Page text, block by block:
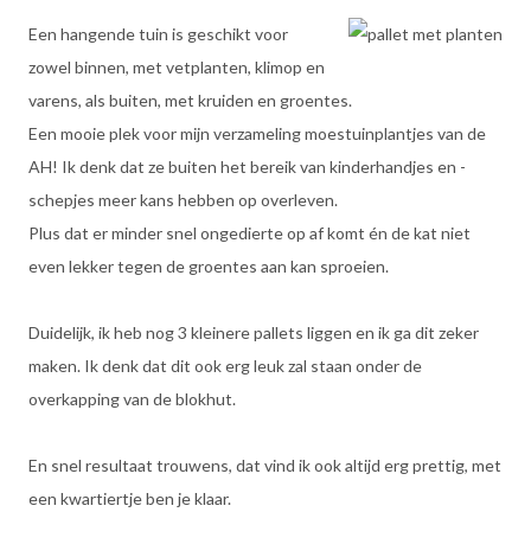
Een hangende tuin is geschikt voor
zowel binnen, met vetplanten, klimop en
varens, als buiten, met kruiden en groentes.
Een mooie plek voor mijn verzameling moestuinplantjes van de
AH! Ik denk dat ze buiten het bereik van kinderhandjes en -
schepjes meer kans hebben op overleven.
Plus dat er minder snel ongedierte op af komt én de kat niet
even lekker tegen de groentes aan kan sproeien.
Duidelijk, ik heb nog 3 kleinere pallets liggen en ik ga dit zeker
maken. Ik denk dat dit ook erg leuk zal staan onder de
overkapping van de blokhut.
En snel resultaat trouwens, dat vind ik ook altijd erg prettig, met
een kwartiertje ben je klaar.